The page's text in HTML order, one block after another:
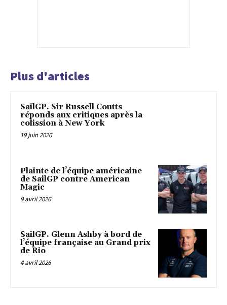
Plus d'articles
SailGP. Sir Russell Coutts
réponds aux critiques après la
colission à New York
19 juin 2026
Plainte de l’équipe américaine
de SailGP contre American
Magic
9 avril 2026
SailGP. Glenn Ashby à bord de
l’équipe française au Grand prix
de Rio
4 avril 2026